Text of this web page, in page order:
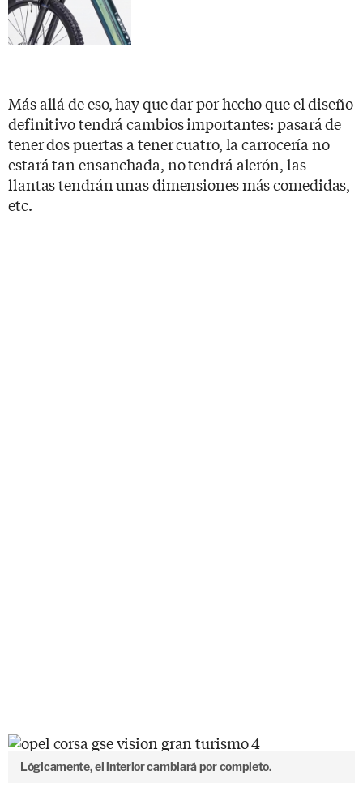
Más allá de eso, hay que dar por hecho que el diseño
definitivo tendrá cambios importantes: pasará de
tener dos puertas a tener cuatro, la carrocería no
estará tan ensanchada, no tendrá alerón, las
llantas tendrán unas dimensiones más comedidas,
etc.
Lógicamente, el interior cambiará por completo.